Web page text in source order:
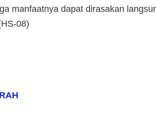
manfaatnya dapat dirasakan
08)